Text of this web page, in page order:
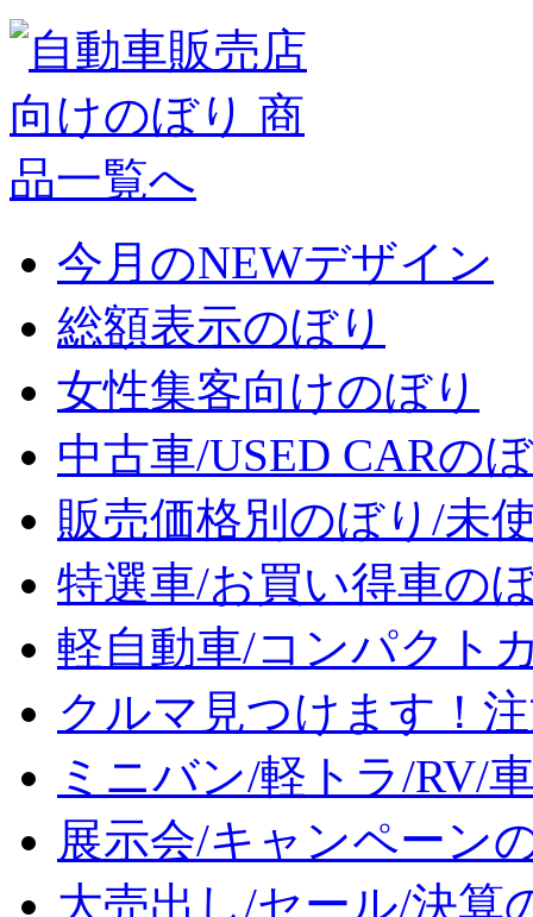
今月のNEWデザイン
総額表示のぼり
女性集客向けのぼり
中古車/USED CARの
販売価格別のぼり/未
特選車/お買い得車の
軽自動車/コンパクト
クルマ見つけます！
ミニバン/軽トラ/RV/
展示会/キャンペーン
大売出し/セール/決算